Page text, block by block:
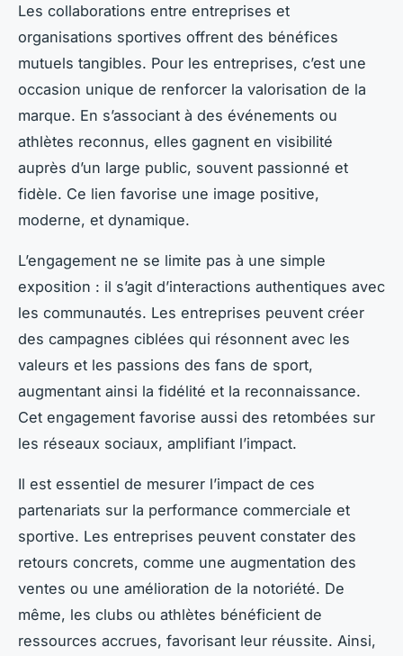
Les collaborations entre entreprises et
organisations sportives offrent des bénéfices
mutuels tangibles. Pour les entreprises, c’est une
occasion unique de renforcer la valorisation de la
marque. En s’associant à des événements ou
athlètes reconnus, elles gagnent en visibilité
auprès d’un large public, souvent passionné et
fidèle. Ce lien favorise une image positive,
moderne, et dynamique.
L’engagement ne se limite pas à une simple
exposition : il s’agit d’interactions authentiques avec
les communautés. Les entreprises peuvent créer
des campagnes ciblées qui résonnent avec les
valeurs et les passions des fans de sport,
augmentant ainsi la fidélité et la reconnaissance.
Cet engagement favorise aussi des retombées sur
les réseaux sociaux, amplifiant l’impact.
Il est essentiel de mesurer l’impact de ces
partenariats sur la performance commerciale et
sportive. Les entreprises peuvent constater des
retours concrets, comme une augmentation des
ventes ou une amélioration de la notoriété. De
même, les clubs ou athlètes bénéficient de
ressources accrues, favorisant leur réussite. Ainsi,